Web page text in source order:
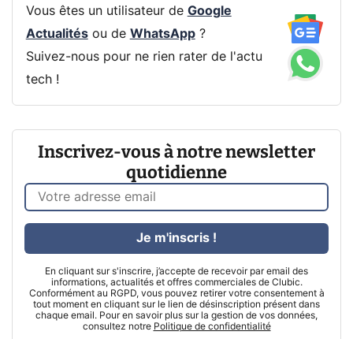
Vous êtes un utilisateur de Google
Actualitésou de WhatsApp?
Suivez-nous pour ne rien rater de l'actu
tech !
Inscrivez-vous à notre newsletter
quotidienne
En cliquant sur s'inscrire, j’accepte de recevoir par email des
informations, actualités et offres commerciales de Clubic.
Conformément au RGPD, vous pouvez retirer votre consentement à
tout moment en cliquant sur le lien de désinscription présent dans
chaque email. Pour en savoir plus sur la gestion de vos données,
consultez notre Politique de confidentialité
Je m'inscris !